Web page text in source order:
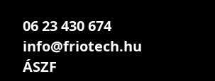
06 23 430 674
info@friotech.hu
ÁSZF